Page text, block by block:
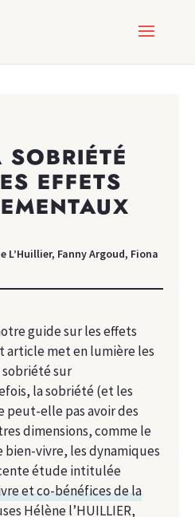
SOBRIÉTÉ
EFFETS
L’Huillier, Fanny Argoud, Fiona
guide sur les effets
article met en lumière les
sur
la sobriété (et les
peut-elle pas avoir des
dimensions, comme le
vivre, les dynamiques
étude intitulée
et co-bénéfices de la
Hélène l’HUILLIER,